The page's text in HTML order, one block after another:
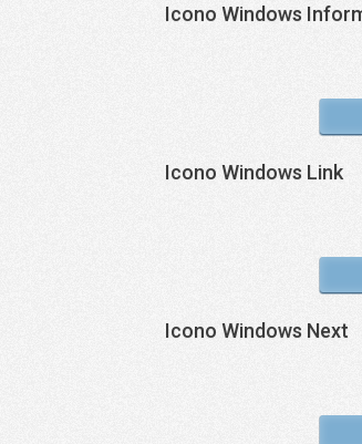
Icono Windows
Icono Windows Link
Icono Windows Next